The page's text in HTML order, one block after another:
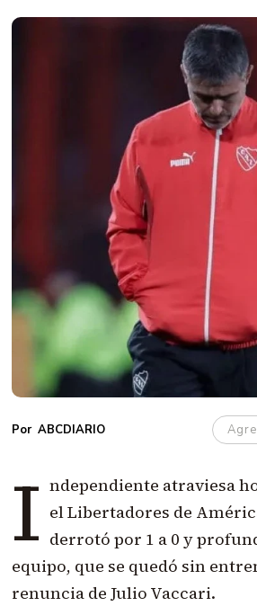
ABCDIARIO
I ndependiente atraviesa
el Libertadores de
derrotó por 1 a 0 y
equipo, que se quedó sin
renuncia de Julio Vaccari.